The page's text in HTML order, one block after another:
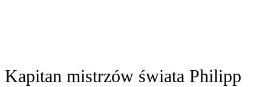
Kapitan mistrzów świata Philipp